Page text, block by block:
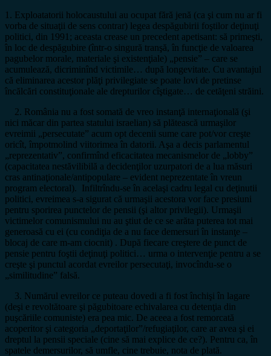
1. Exploatatorii holocaustului au ocupat fără jenă (ca şi cum nu ar fi
vorba de situaţii de sens contrar) legea despăgubirii foştilor deţinuţi
politici, din 1991; aceasta crease un precedent apetisant: să primeşti,
în loc de despăgubire (într-o singură tranşă, în funcţie de valoarea
pagubelor morale, materiale şi existenţiale) „pensie” – care se
acumulează, dicriminînd victimile… după longevitate. Cu avantajul
că eliminarea acestor plăţi privilegiate se poate lovi de pretinse
încălcări constituţionale ale drepturilor cîştigate… de cetăţeni străini.
2. România nu a fost somată de vreo instanţă internaţională (şi
nici măcar din partea statului israelian) să plătească urmaşilor
evreimii „persecutate” acum opt decenii sume care pot/vor creşte
oricît, împotmolind viitorimea în datorii. Aşa a decis parlamentul
„reprezentativ”, confirmînd eficacitatea mecanismelor de „lobby”
(capacitatea nestăvilibilă a decidenţilor uzurpatori de a lua măsuri
cras antinaţionale/antipopulare – evident neprezentate în vreun
program electoral). Infiltrîndu-se în acelaşi cadru legal cu deţinutii
politici, evreimea s-a sigurat că urmaşii acestora vor face presiuni
pentru sporirea punctelor de pensii (şi altor privilegii). Urmaşii
victimelor comunismului nu au ştiut de ce se arăta puterea tot mai
generoasă cu ei (cu condiţia de a nu face demersuri în instanţe –
blocaj de care m-am ciocnit) . După fiecare creştere de punct de
pensie pentru foştii deţinuţi politici… urma o intervenţie pentru a se
creşte şi punctul acordat evreilor persecutaţi, invocîndu-se o
„similitudine” falsă.
3. Numărul evreilor ce puteau dovedi a fi fost închişi în lagare
(deşi e revoltătoare şi păgubitoare echivalarea cu detenţia din
puşcăriile comuniste) era pea mic. De aceea a fost remorcată
acoperitor şi categoria „deportaţilor”/refugiaţilor, care ar avea şi ei
dreptul la pensii speciale (cine să mai explice de ce?). Pentru ca, în
spatele demersurilor, să umfle, cine trebuie, nota de plată.